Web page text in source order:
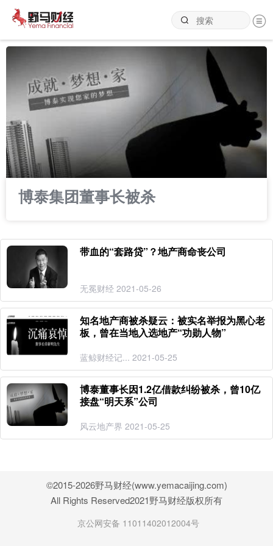
博泰集团董事长被杀
带血的“套路贷”？地产商命丧公司
无冕财经 2021-05-26
知名地产商被杀疑云：被实名举报为黑心老
板，曾在当地入选地产“功勋人物”
蓝鲸财经记... 2021-05-25
博泰董事长因1.2亿借款纠纷被杀，曾10亿
接盘“明天系”公司
风云地产界 2021-05-25
©2015-2026野马财经(www.yemacaijing.com)
All Rights Reserved2021野马财经版权所有
京公网安备 11011402012004号